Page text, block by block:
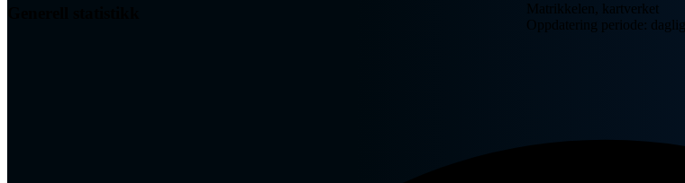
Matrikkelen, kartverket
Oppdatering periode: daglig